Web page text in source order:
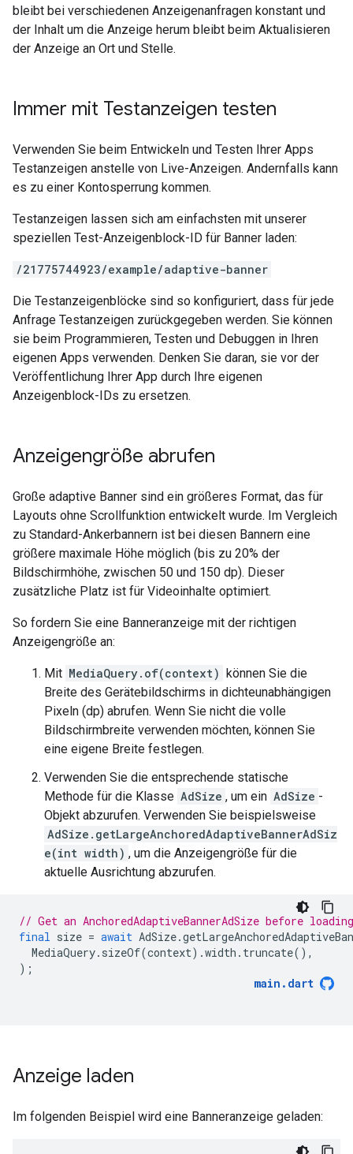
bleibt bei verschiedenen Anzeigenanfragen konstant und
der Inhalt um die Anzeige herum bleibt beim Aktualisieren
der Anzeige an Ort und Stelle.
Immer mit Testanzeigen testen
Verwenden Sie beim Entwickeln und Testen Ihrer Apps
Testanzeigen anstelle von Live-Anzeigen. Andernfalls kann
es zu einer Kontosperrung kommen.
Testanzeigen lassen sich am einfachsten mit unserer
speziellen Test-Anzeigenblock-ID für Banner laden:
/21775744923/example/adaptive-banner
Die Testanzeigenblöcke sind so konfiguriert, dass für jede
Anfrage Testanzeigen zurückgegeben werden. Sie können
sie beim Programmieren, Testen und Debuggen in Ihren
eigenen Apps verwenden. Denken Sie daran, sie vor der
Veröffentlichung Ihrer App durch Ihre eigenen
Anzeigenblock-IDs zu ersetzen.
Anzeigengröße abrufen
Große adaptive Banner sind ein größeres Format, das für
Layouts ohne Scrollfunktion entwickelt wurde. Im Vergleich
zu Standard-Ankerbannern ist bei diesen Bannern eine
größere maximale Höhe möglich (bis zu 20% der
Bildschirmhöhe, zwischen 50 und 150 dp). Dieser
zusätzliche Platz ist für Videoinhalte optimiert.
So fordern Sie eine Banneranzeige mit der richtigen
Anzeigengröße an:
Mit MediaQuery.of(context) können Sie die
Breite des Gerätebildschirms in dichteunabhängigen
Pixeln (dp) abrufen. Wenn Sie nicht die volle
Bildschirmbreite verwenden möchten, können Sie
eine eigene Breite festlegen.
Verwenden Sie die entsprechende statische
Methode für die Klasse AdSize , um ein AdSize -
Objekt abzurufen. Verwenden Sie beispielsweise
AdSize.getLargeAnchoredAdaptiveBannerAdSiz
e(int width) , um die Anzeigengröße für die
aktuelle Ausrichtung abzurufen.
// Get an AnchoredAdaptiveBannerAdSize before
final size = await AdSize.
MediaQuery. sizeOf(context).width . truncate(),
);
main . dart
Anzeige laden
Im folgenden Beispiel wird eine Banneranzeige geladen: